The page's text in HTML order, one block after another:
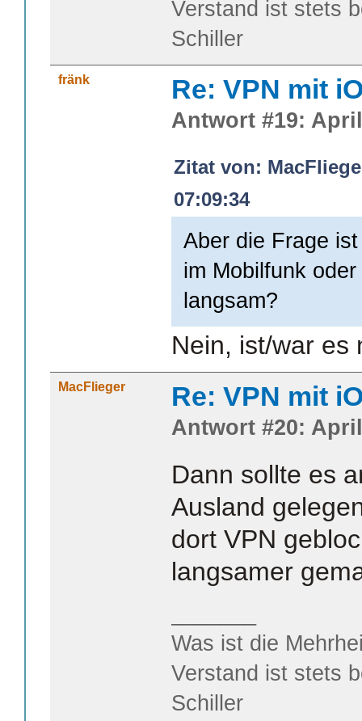
Verstand ist stets
Schiller
fränk Re: VPN mit
Antwort #19:
Zitat von:
07:09:34
Aber die Frage
im Mobilfunk
langsam?
Nein, ist/war es
MacFlieger Re: VPN mit
Antwort #20:
Dann sollte es
Ausland
dort VPN
langsamer
Was ist die
Verstand ist stets
Schiller